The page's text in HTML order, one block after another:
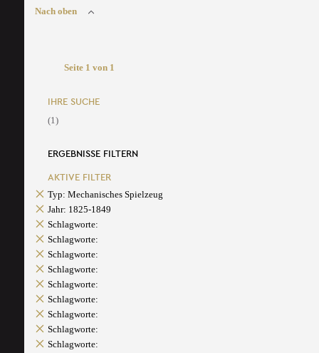
Nach oben
Seite 1 von 1
IHRE SUCHE
(1)
ERGEBNISSE FILTERN
AKTIVE FILTER
Typ: Mechanisches Spielzeug
Jahr: 1825-1849
Schlagworte:
Schlagworte:
Schlagworte:
Schlagworte:
Schlagworte:
Schlagworte:
Schlagworte:
Schlagworte:
Schlagworte: